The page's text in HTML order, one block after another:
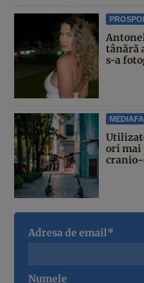
tânără
s-a
ori mai
Adresa de email*
Numele